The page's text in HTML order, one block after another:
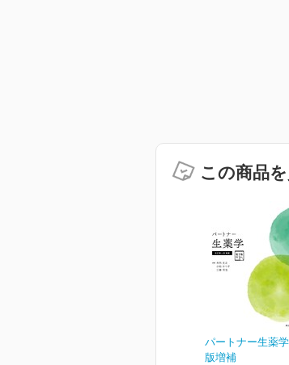
この商品
パートナー生薬
版増補